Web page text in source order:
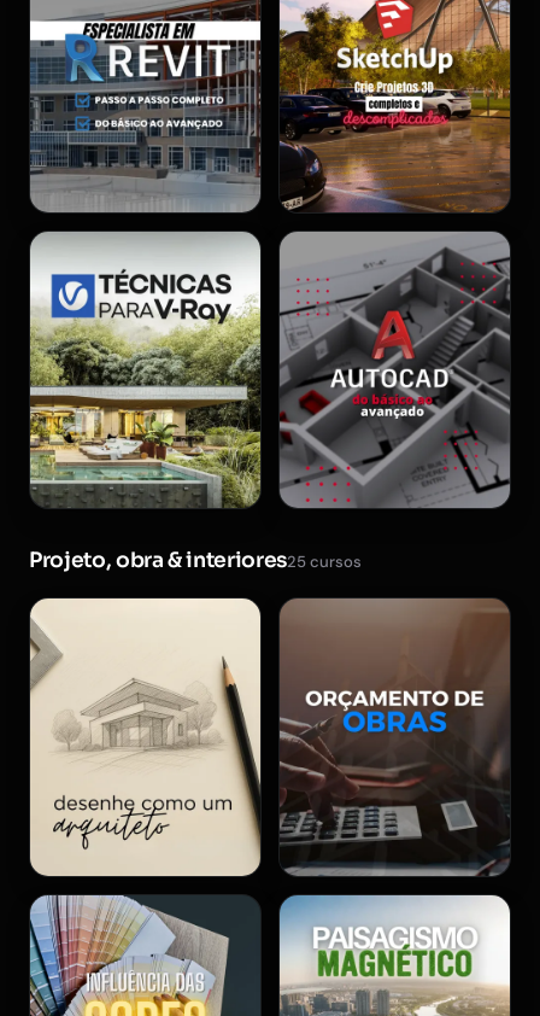
Projeto, obra & interiores25 cursos